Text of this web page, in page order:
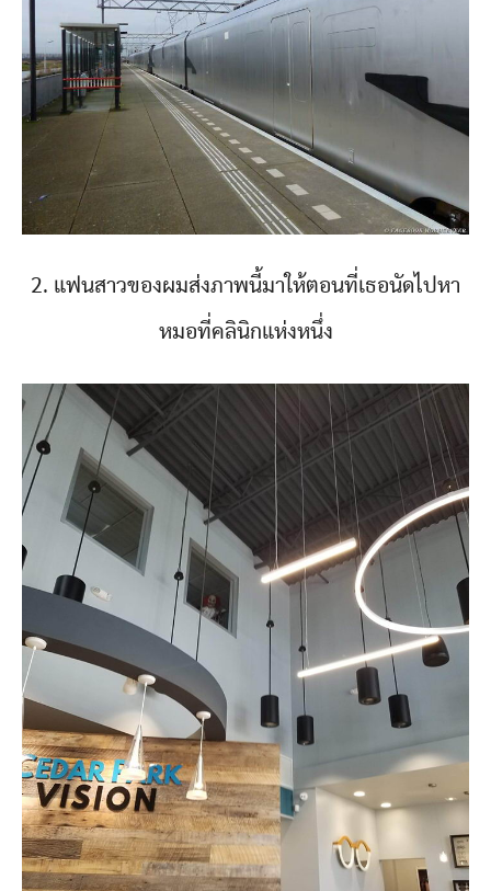
2. แฟนสาวของผมส่งภาพนี้มาให้ตอนที่เธอนัดไปหา
หมอที่คลินิกแห่งหนึ่ง